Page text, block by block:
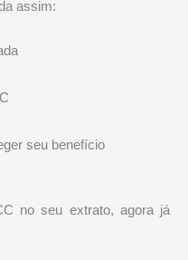
assim:
seu benefício
no seu extrato, agora já